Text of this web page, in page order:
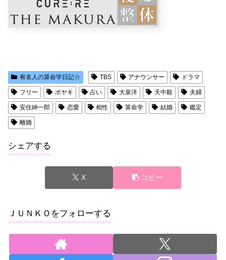
有名人の算命学日記☆ TBS アナウンサー ドラマ
フリー ボヤキ 占い 大泉洋 天中殺 夫婦
安住紳一郎 恋愛 相性 算命学 結婚 鑑定
離婚
シェアする
X コピー
ＪＵＮＫＯをフォローする